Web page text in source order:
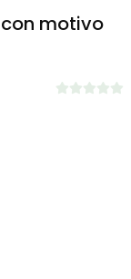
motivo